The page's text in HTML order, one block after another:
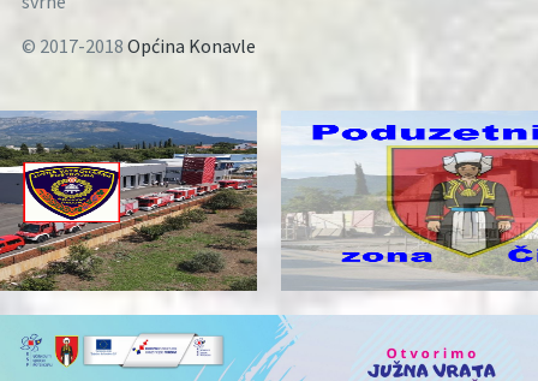
© 2017-2018 Općina Konavle